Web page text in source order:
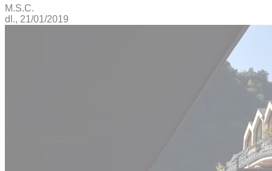
M.S.C.
dl., 21/01/2019